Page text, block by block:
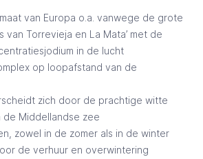
van Europa o.a. vanwege de grote
van Torrevieja en La Mata’ met de
in de lucht
op loopafstand van de
zich door de prachtige witte
de Middellandse zee
zowel in de zomer als in de winter
de verhuur en overwintering